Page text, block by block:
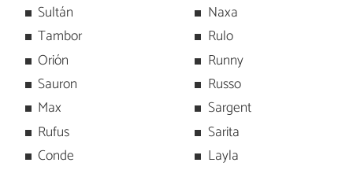
Sultán
Tambor
Orión
Sauron
Max
Rufus
Conde
Naxa
Rulo
Runny
Russo
Sargent
Sarita
Layla